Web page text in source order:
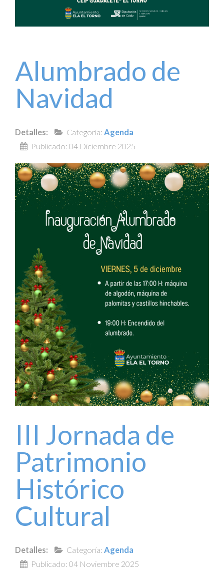
Alumbrado de
Navidad
Detalles: Categoría: Agenda
Publicado: 04 Diciembre 2025
III Jornada de
Patrimonio
Histórico
Cultural
Detalles: Categoría: Agenda
Publicado: 04 Noviembre 2025